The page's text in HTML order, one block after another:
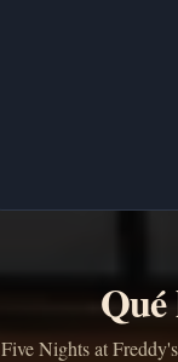
Qué
Five Nights at